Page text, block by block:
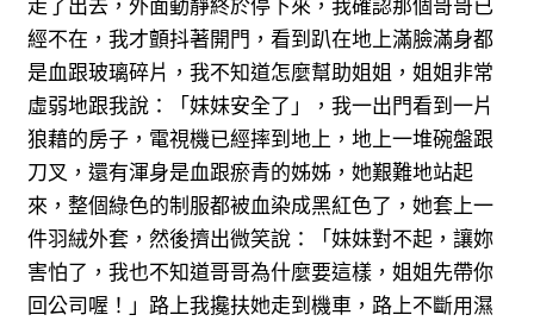
走了出去，外面動靜終於停下來，我確認那個哥哥已
經不在，我才顫抖著開門，看到趴在地上滿臉滿身都
是血跟玻璃碎片，我不知道怎麼幫助姐姐，姐姐非常
虛弱地跟我說：「妹妹安全了」，我一出門看到一片
狼藉的房子，電視機已經摔到地上，地上一堆碗盤跟
刀叉，還有渾身是血跟瘀青的姊姊，她艱難地站起
來，整個綠色的制服都被血染成黑紅色了，她套上一
件羽絨外套，然後擠出微笑說：「妹妹對不起，讓妳
害怕了，我也不知道哥哥為什麼要這樣，姐姐先帶你
回公司喔！」路上我攙扶她走到機車，路上不斷用濕